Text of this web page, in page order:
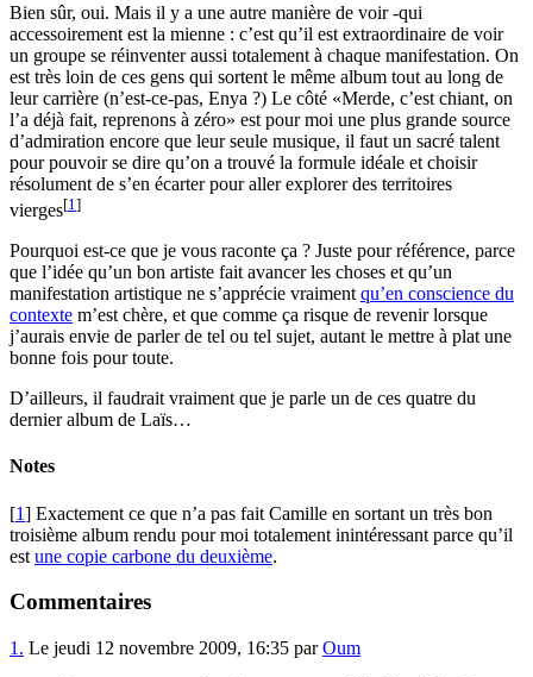
Bien sûr, oui. Mais il y a une autre manière de voir -qui
accessoirement est la mienne : c’est qu’il est extraordinaire de voir
un groupe se réinventer aussi totalement à chaque manifestation. On
est très loin de ces gens qui sortent le même album tout au long de
leur carrière (n’est-ce-pas, Enya ?) Le côté
Merde, c’est chiant, on
l’a déjà fait, reprenons à zéro
est pour moi une plus grande source
d’admiration encore que leur seule musique, il faut un sacré talent
pour pouvoir se dire qu’on a trouvé la formule idéale et choisir
résolument de s’en écarter pour aller explorer des territoires
vierges[1 ]
Pourquoi est-ce que je vous raconte ça ? Juste pour référence, parce
que l’idée qu’un bon artiste fait avancer les choses et qu’un
manifestation artistique ne s’apprécie vraiment qu’en conscience du
contexte m’est chère, et que comme ça risque de revenir lorsque
j’aurais envie de parler de tel ou tel sujet, autant le mettre à plat une
bonne fois pour toute.
D’ailleurs, il faudrait vraiment que je parle un de ces quatre du
dernier album de Laïs…
Notes
[1] Exactement ce que n’a pas fait Camille en sortant un très bon
troisième album rendu pour moi totalement inintéressant parce qu’il
est une copie carbone du deuxième.
Commentaires
1. Le jeudi 12 novembre 2009, 16:35 parOum